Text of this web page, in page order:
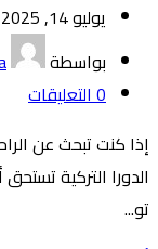
يوليو 14, 2025
بواسطة
0التعليقات
إذا كنت تبحث عن
تو...